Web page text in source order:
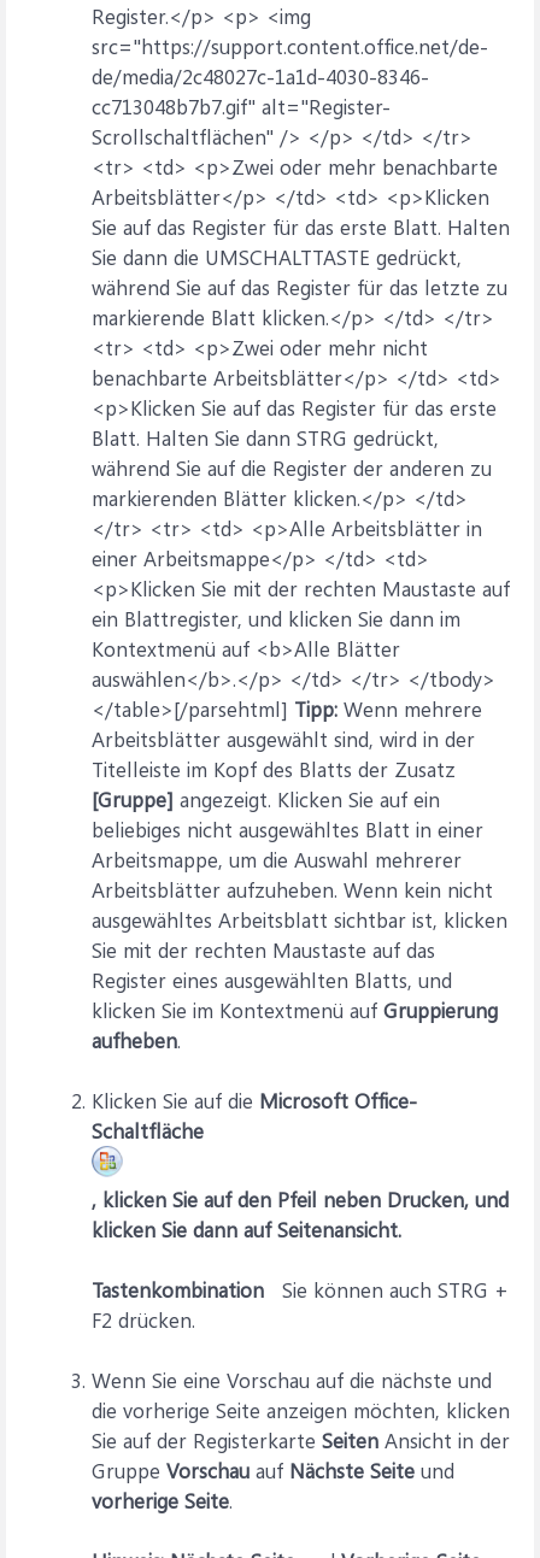
Register.</p> <p> <img
src="https://support.content.office.net/de-
de/media/2c48027c-1a1d-4030-8346-
cc713048b7b7.gif" alt="Register-
Scrollschaltflächen" /> </p> </td> </tr>
<tr> <td> <p>Zwei oder mehr benachbarte
Arbeitsblätter</p> </td> <td> <p>Klicken
Sie auf das Register für das erste Blatt. Halten
Sie dann die UMSCHALTTASTE gedrückt,
während Sie auf das Register für das letzte zu
markierende Blatt klicken.</p> </td> </tr>
<tr> <td> <p>Zwei oder mehr nicht
benachbarte Arbeitsblätter</p> </td> <td>
<p>Klicken Sie auf das Register für das erste
Blatt. Halten Sie dann STRG gedrückt,
während Sie auf die Register der anderen zu
markierenden Blätter klicken.</p> </td>
</tr> <tr> <td> <p>Alle Arbeitsblätter in
einer Arbeitsmappe</p> </td> <td>
<p>Klicken Sie mit der rechten Maustaste auf
ein Blattregister, und klicken Sie dann im
Kontextmenü auf <b>Alle Blätter
auswählen</b>.</p> </td> </tr> </tbody>
</table>[/parsehtml] Tipp: Wenn mehrere
Arbeitsblätter ausgewählt sind, wird in der
Titelleiste im Kopf des Blatts der Zusatz
[Gruppe] angezeigt. Klicken Sie auf ein
beliebiges nicht ausgewähltes Blatt in einer
Arbeitsmappe, um die Auswahl mehrerer
Arbeitsblätter aufzuheben. Wenn kein nicht
ausgewähltes Arbeitsblatt sichtbar ist, klicken
Sie mit der rechten Maustaste auf das
Register eines ausgewählten Blatts, und
klicken Sie im Kontextmenü auf Gruppierung
aufheben.
Klicken Sie auf die Microsoft Office-
Schaltfläche
, klicken Sie auf den Pfeil neben Drucken, und
klicken Sie dann aufSeitenansicht.
Tastenkombination Sie können auch STRG +
F2 drücken.
Wenn Sie eine Vorschau auf die nächste und
die vorherige Seite anzeigen möchten, klicken
Sie auf der Registerkarte Seiten Ansicht in der
Gruppe Vorschau auf Nächste Seite und
vorherige Seite.